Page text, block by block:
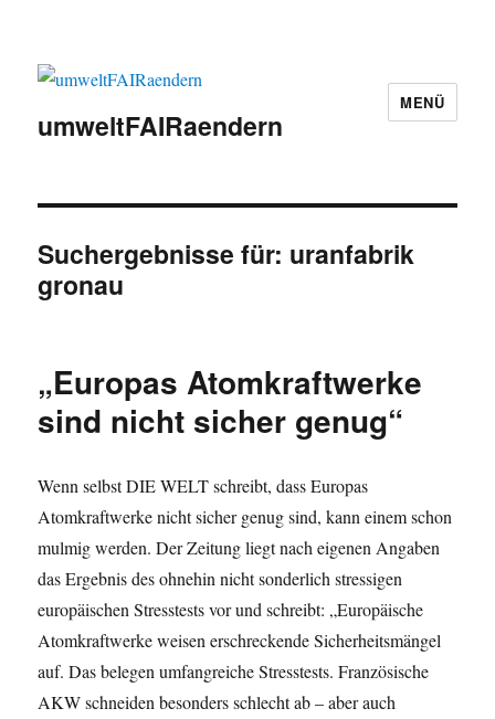
umweltFAIRaendern
MENÜ
Suchergebnisse für: uranfabrik
gronau
„Europas Atomkraftwerke
sind nicht sicher genug“
Wenn selbst DIE WELT schreibt, dass Europas
Atomkraftwerke nicht sicher genug sind, kann einem schon
mulmig werden. Der Zeitung liegt nach eigenen Angaben
das Ergebnis des ohnehin nicht sonderlich stressigen
europäischen Stresstests vor und schreibt: „Europäische
Atomkraftwerke weisen erschreckende Sicherheitsmängel
auf. Das belegen umfangreiche Stresstests. Französische
AKW schneiden besonders schlecht ab – aber auch